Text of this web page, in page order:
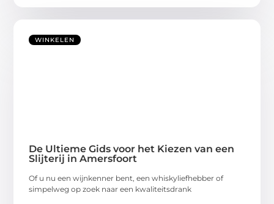
WINKELEN
De Ultieme Gids voor het Kiezen van een
Slijterij in Amersfoort
Of u nu een wijnkenner bent, een whiskyliefhebber of
simpelweg op zoek naar een kwaliteitsdrank